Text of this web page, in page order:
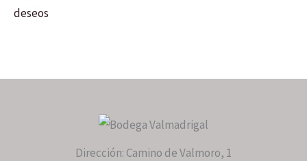
deseos
Dirección: Camino de Valmoro, 1